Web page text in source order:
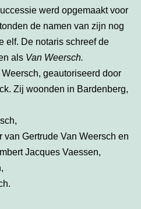
werd opgemaakt voor
de namen van zijn nog
elf. De notaris schreef de
als Van Weersch.
geautoriseerd door
Zij woonden in Bardenberg,
Gertrude Van Weersch en
Jacques Vaessen,